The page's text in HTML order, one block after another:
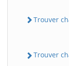
Trouver
Trouver